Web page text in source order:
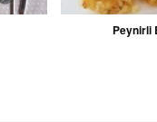
Peynirli